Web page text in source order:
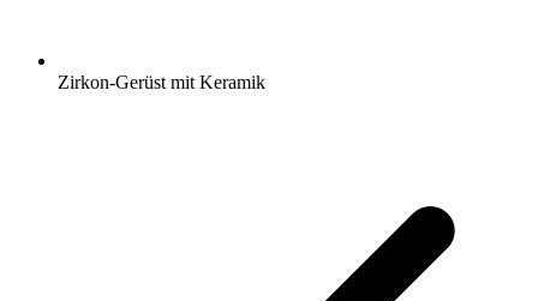
Zirkon-Gerüst mit Keramik